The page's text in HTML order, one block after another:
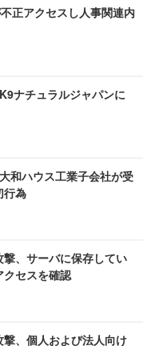
正アクセスし人事関連内
ナチュラルジャパンに
和ハウス工業子会社が受
行為
、サーバに保存してい
クセスを確認
、個人および法人向け